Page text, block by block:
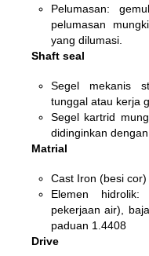
Pelumasan:
pelumasan
yang dilumasi.
Shaft seal
Segel mekanis
tunggal atau kerja
Segel kartrid
didinginkan
Matrial
Cast Iron (besi cor)
Elemen hidrolik:
pekerjaan air),
paduan 1.4408
Drive